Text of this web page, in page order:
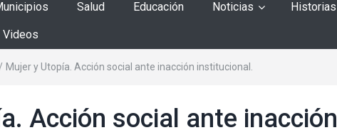
Salud Educación Noticias Historias
Videos
Mujer y Utopía. Acción social ante inacción institucional.
Acción social ante inacción